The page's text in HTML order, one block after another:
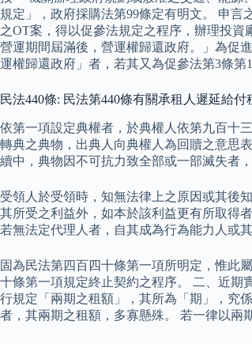
規定」，政府採購法第99條定有明文。 申
之OT案，得以促參法規定之程序，辦理投資
營運期間屆滿後，營運權歸還政府。」為促
運權歸還政府」者，若其又為促參法第3條
民法440條: 民法第440條有關承租人遲延給
依第一項設定典權者，於典權人依第九百十
轉典之典物，出典人向典權人為回贖之意思
續中，典物因不可抗力致全部或一部滅失者
受領人於受領時，知無法律上之原因或其後
其所受之利益外，如本於該利益更有所取得
若無法定代理人者，自其成為行為能力人或
固為民法第四百四十條第一項所明定，惟此
十條第一項規定終止契約之程序。 二、近期
行規定「兩期之租額」，其所為「期」，究
者，其兩期之租額，多寡懸殊。 若一律以兩